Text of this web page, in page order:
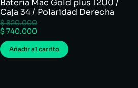
Batería Mac Gold plus 1200 /
Caja 34 / Polaridad Derecha
$820.000
$ 740.000
Añadir al carrito